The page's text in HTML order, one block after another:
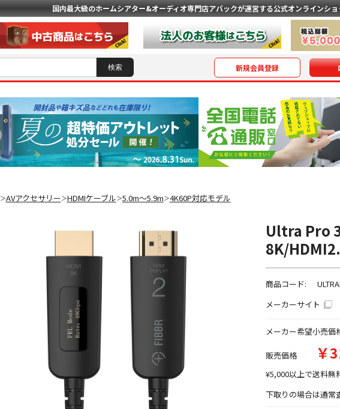
国内最大級のホームシアター&オーディオ専門店アバックが運営する公式オンラインショ
新規会員登録
＞AVアクセサリー＞HDMIケーブル＞5.0m〜5.9m＞4K60P対応モデル
Ultra Pro
8K/
商品コード:
メーカーサイト
メーカー希望小売価
販売価格 ￥
¥5,000以上で送料無
下取りの場合は通常